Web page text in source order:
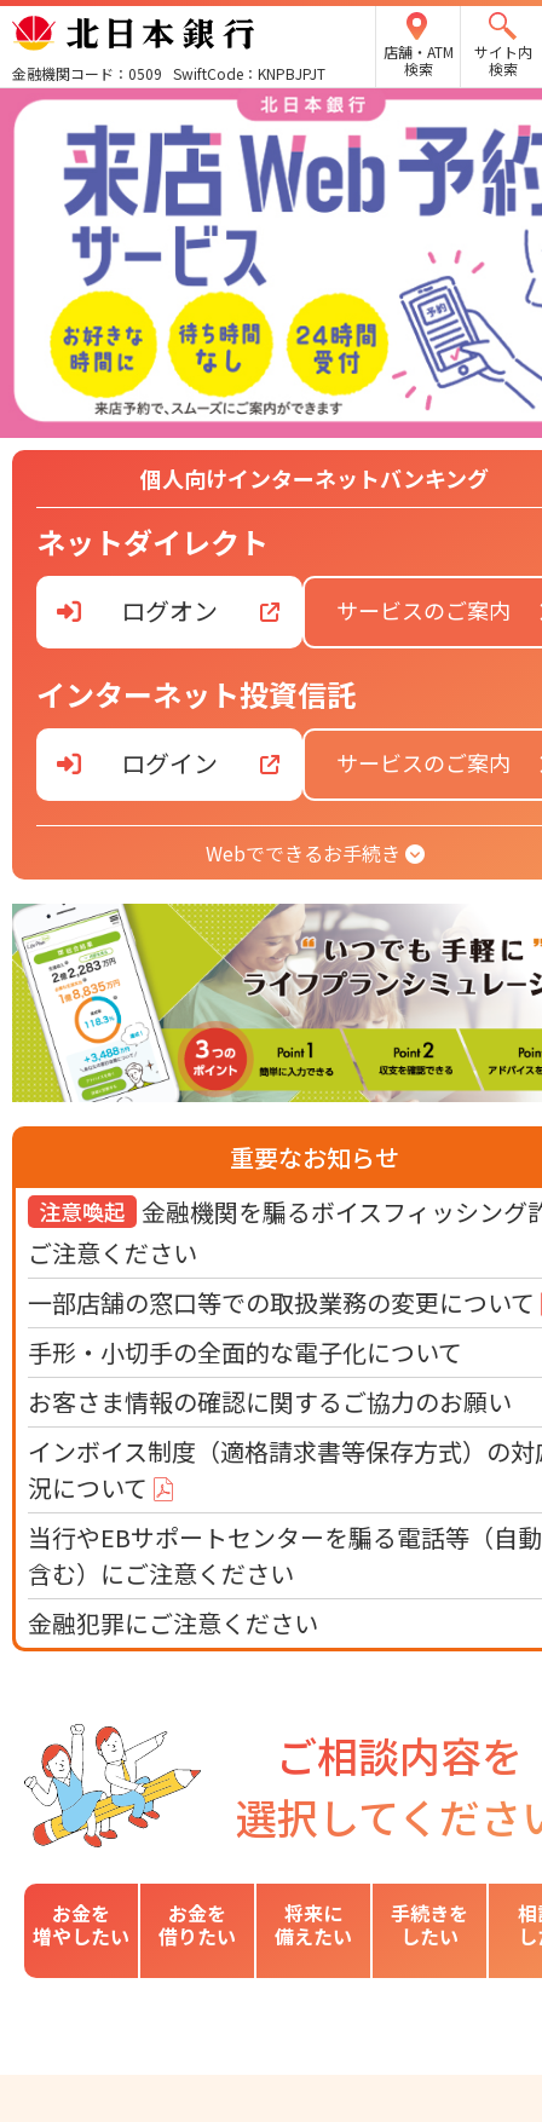
金融機関コード：0509 SwiftCode：KNPBJPJT
店舗・ATM
検索
サイト内
検索
個人向けインターネットバンキング
ネットダイレクト
ログオン サービスのご案内
インターネット投資信託
ログイン サービスのご案内
Webでできるお手続き
重要なお知らせ
注意喚起 金融機関を騙るボイスフィッシング
ご注意ください
一部店舗の窓口等での取扱業務の変更について
手形・小切手の全面的な電子化について
お客さま情報の確認に関するご協力のお願い
インボイス制度（適格請求書等保存方式）の
況について
当行やEBサポートセンターを騙る電話等（自
含む）にご注意ください
金融犯罪にご注意ください
ご相談内容を
選択してくださ
お金を
増やしたい
お金を
借りたい
将来に
備えたい
手続きを
したい